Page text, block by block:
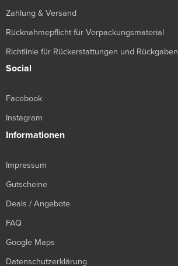
Zahlung & Versand
Rücknahmepflicht für Verpackungsmaterial
Richtlinie für Rückerstattungen und Rückgaben
Social
Facebook
Instagram
Informationen
Impressum
Gutscheine
Deals / Angebote
FAQ
Google Maps
Datenschutzerklärung